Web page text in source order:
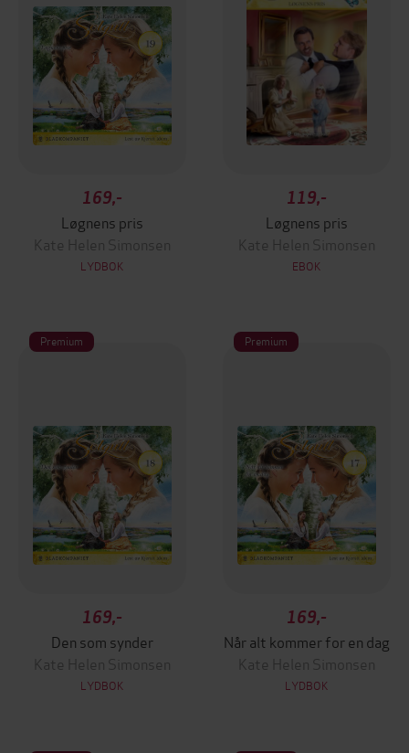
169,-
Løgnens pris
Kate Helen Simonsen
LYDBOK
119,-
Løgnens pris
Kate Helen Simonsen
EBOK
Premium
169,-
Den som synder
Kate Helen Simonsen
LYDBOK
Premium
169,-
Når alt kommer for en dag
Kate Helen Simonsen
LYDBOK